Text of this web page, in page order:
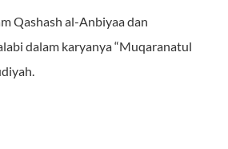
Qashash al-Anbiyaa dan
dalam karyanya “Muqaranatul